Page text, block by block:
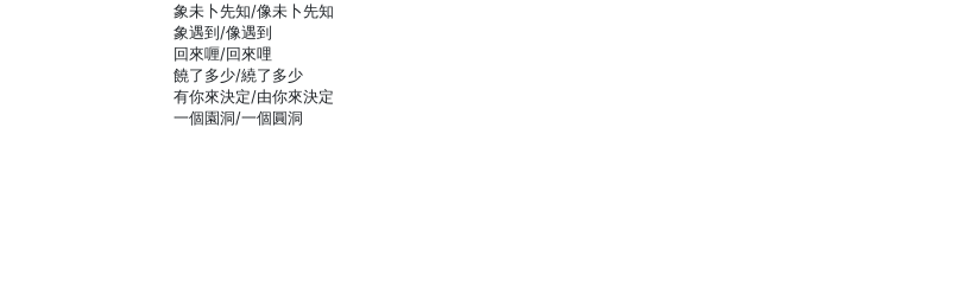
象未卜先知/像未卜先知
象遇到/像遇到
回來喱/回來哩
饒了多少/繞了多少
有你來決定/由你來決定
一個園洞/一個圓洞